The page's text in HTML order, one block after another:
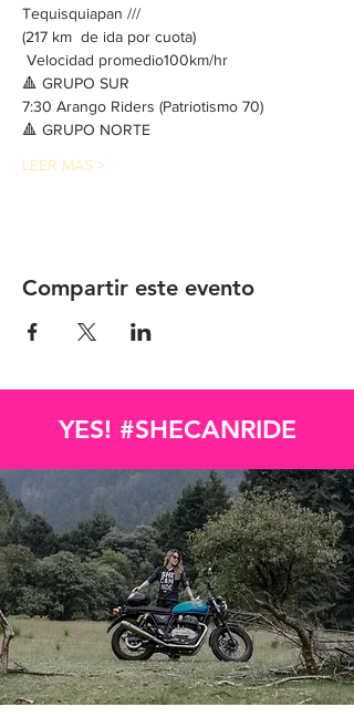
Tequisquiapan ///
(217 km  de ida por cuota)
Velocidad promedio100km/hr
🔺 GRUPO SUR
7:30 Arango Riders (Patriotismo 70)
🔺 GRUPO NORTE
LEER MÁS >
Compartir este evento
YES! #SHECANRIDE